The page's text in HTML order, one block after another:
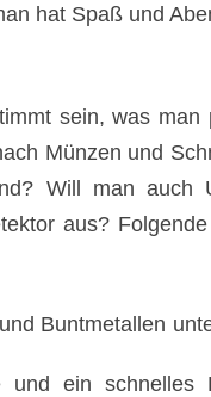
hat Spaß und
sein, was man
Münzen und
Will man auch
aus?
Buntmetallen
ein schnelles